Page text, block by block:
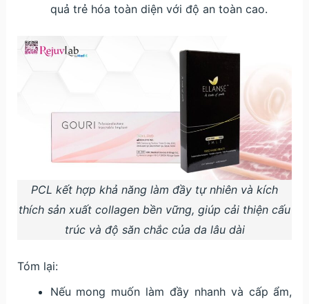
quả trẻ hóa toàn diện với độ an toàn cao.
PCL kết hợp khả năng làm đầy tự nhiên và kích
thích sản xuất collagen bền vững, giúp cải thiện cấu
trúc và độ săn chắc của da lâu dài
Tóm lại:
Nếu mong muốn làm đầy nhanh và cấp ẩm,